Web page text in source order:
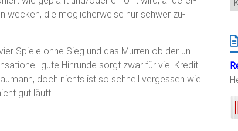
wecken, die möglicherweise nur schwer zu-
Spiele ohne Sieg und das Murren ob der un-
gute Hinrunde sorgt zwar für viel Kredit
doch nichts ist so schnell vergessen wie
gut läuft.